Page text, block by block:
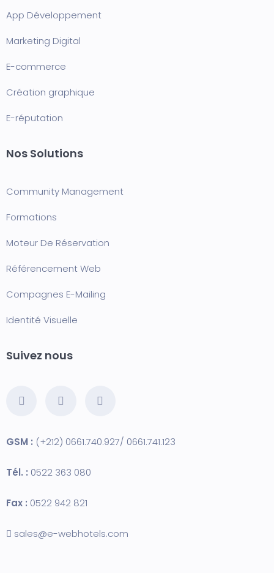
App Développement
Marketing Digital
E-commerce
Création graphique
E-réputation
Nos Solutions
Community Management
Formations
Moteur De Réservation
Référencement Web
Compagnes E-Mailing
Identité Visuelle
Suivez nous
GSM : (+212) 0661.740.927/ 0661.741.123
Tél. : 0522 363 080
Fax : 0522 942 821
sales@e-webhotels.com